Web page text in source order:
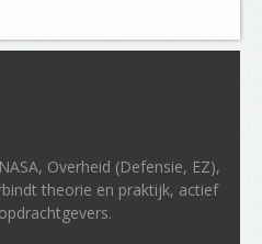
Overheid (Defensie, EZ),
theorie en praktijk, actief